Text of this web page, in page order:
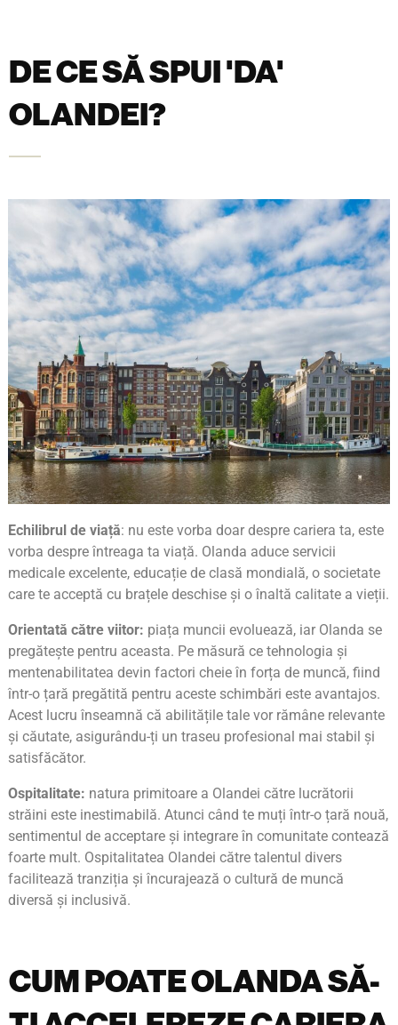
DE CE SĂ SPUI 'DA'
OLANDEI?
Echilibrul de viață: nu este vorba doar despre cariera ta, este
vorba despre întreaga ta viață. Olanda aduce servicii
medicale excelente, educație de clasă mondială, o societate
care te acceptă cu brațele deschise și o înaltă calitate a vieții.
Orientată către viitor: piața muncii evoluează, iar Olanda se
pregătește pentru aceasta. Pe măsură ce tehnologia și
mentenabilitatea devin factori cheie în forța de muncă, fiind
într-o țară pregătită pentru aceste schimbări este avantajos.
Acest lucru înseamnă că abilitățile tale vor rămâne relevante
și căutate, asigurându-ți un traseu profesional mai stabil și
satisfăcător.
Ospitalitate: natura primitoare a Olandei către lucrătorii
străini este inestimabilă. Atunci când te muți într-o țară nouă,
sentimentul de acceptare și integrare în comunitate contează
foarte mult. Ospitalitatea Olandei către talentul divers
facilitează tranziția și încurajează o cultură de muncă
diversă și inclusivă.
CUM POATE OLANDA SĂ-